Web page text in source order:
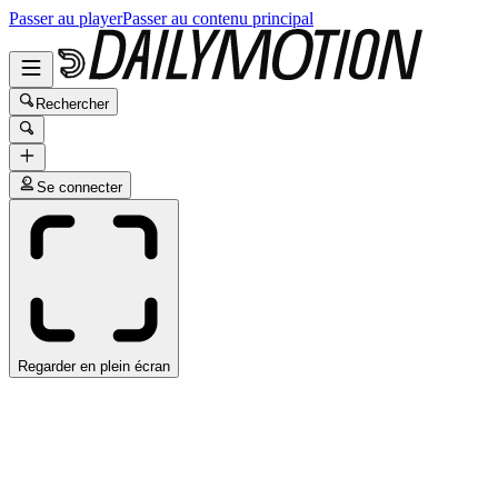
Passer au playerPasser au contenu principal
Rechercher
Se connecter
Regarder en plein écran